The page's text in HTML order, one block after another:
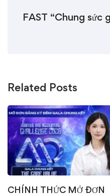
FAST “Chung sức
Related Posts
CHÍNH THỨC MỞ ĐƠN